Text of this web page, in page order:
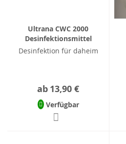
Ultrana CWC 2000
Desinfektionsmittel
Desinfektion für daheim
ab 13,90 €
Verfügbar